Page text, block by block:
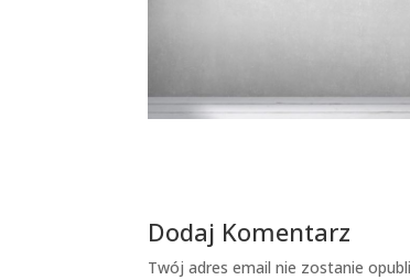
Dodaj Komentarz
Twój adres email nie zostanie